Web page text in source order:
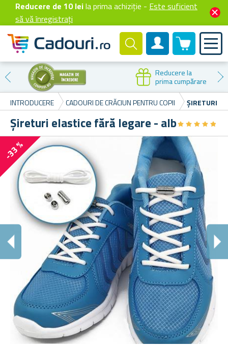
Reducere de 10 leila prima achiziție - Este suficient
să vă înregistrați
Cont client
0 produselor
Reducere la
prima cumpărare
INTRODUCERE CADOURI DE CRĂCIUN PENTRU COPII ȘIRETURI
Șireturi elastice fără legare - alb★★★★★
★★★★★
-33 %